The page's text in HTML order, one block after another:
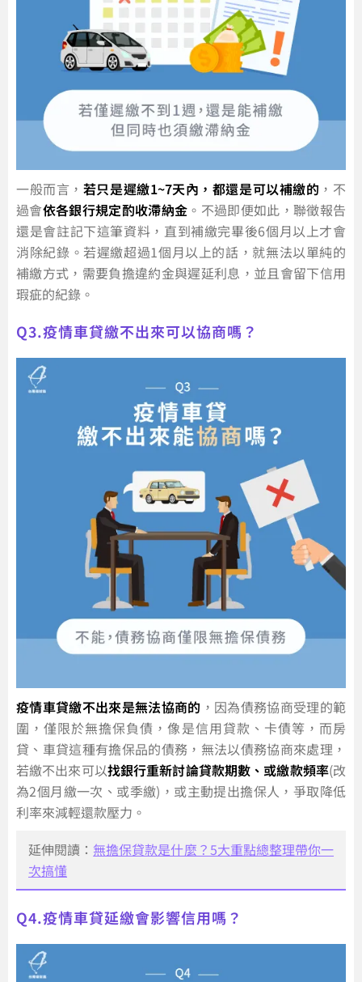
一般而言， 若只是遲繳1~7天內，都還是可以補繳的 ，不
過會依各銀行規定酌收滯納金 。不過即便如此，聯徵報告
還是會註記下這筆資料，直到補繳完畢後6個月以上才會
消除紀錄。若遲繳超過1個月以上的話，就無法以單純的
補繳方式，需要負擔違約金與遲延利息，並且會留下信用
瑕疵的紀錄。
Q3.疫情車貸繳不出來可以協商嗎？
疫情車貸繳不出來是無法協商的 ，因為債務協商受理的範
圍，僅限於無擔保負債，像是信用貸款、卡債等，而房
貸、車貸這種有擔保品的債務，無法以債務協商來處理，
若繳不出來可以找銀行重新討論貸款期數、或繳款頻率(改
為2個月繳一次、或季繳)，或主動提出擔保人，爭取降低
利率來減輕還款壓力。
延伸閱讀： 無擔保貸款是什麼？5大重點總整理帶你一
次搞懂
Q4.疫情車貸延繳會影響信用嗎？